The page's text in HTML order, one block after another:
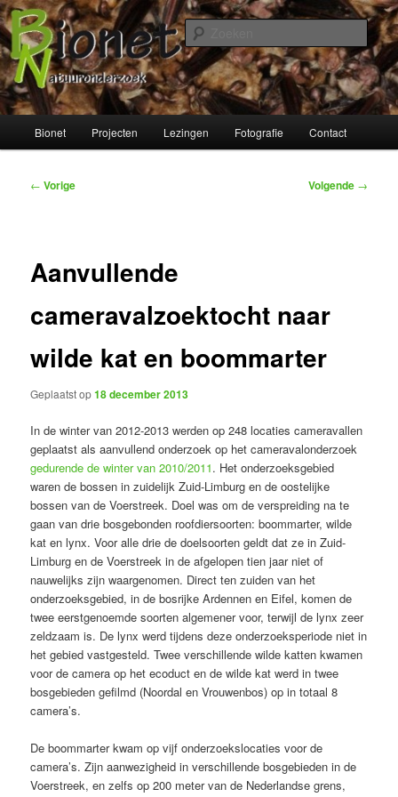
Spring
naar
de
primaire
inhoudBionet Natuuronderzoek
Bionet Projecten Lezingen Fotografie Contact
Bericht
← Vorige Volgende →
Aanvullende
cameravalzoektocht naar
wilde kat en boommarter
Geplaatst op18 december 2013
In de winter van 2012-2013 werden op 248 locaties cameravallen
geplaatst als aanvullend onderzoek op het cameravalonderzoek
gedurende de winter van 2010/2011. Het onderzoeksgebied
waren de bossen in zuidelijk Zuid-Limburg en de oostelijke
bossen van de Voerstreek. Doel was om de verspreiding na te
gaan van drie bosgebonden roofdiersoorten: boommarter, wilde
kat en lynx. Voor alle drie de doelsoorten geldt dat ze in Zuid-
Limburg en de Voerstreek in de afgelopen tien jaar niet of
nauwelijks zijn waargenomen. Direct ten zuiden van het
onderzoeksgebied, in de bosrijke Ardennen en Eifel, komen de
twee eerstgenoemde soorten algemener voor, terwijl de lynx zeer
zeldzaam is. De lynx werd tijdens deze onderzoeksperiode niet in
het gebied vastgesteld. Twee verschillende wilde katten kwamen
voor de camera op het ecoduct en de wilde kat werd in twee
bosgebieden gefilmd (Noordal en Vrouwenbos) op in totaal 8
camera’s.
De boommarter kwam op vijf onderzoekslocaties voor de
camera’s. Zijn aanwezigheid in verschillende bosgebieden in de
Voerstreek, en zelfs op 200 meter van de Nederlandse grens,